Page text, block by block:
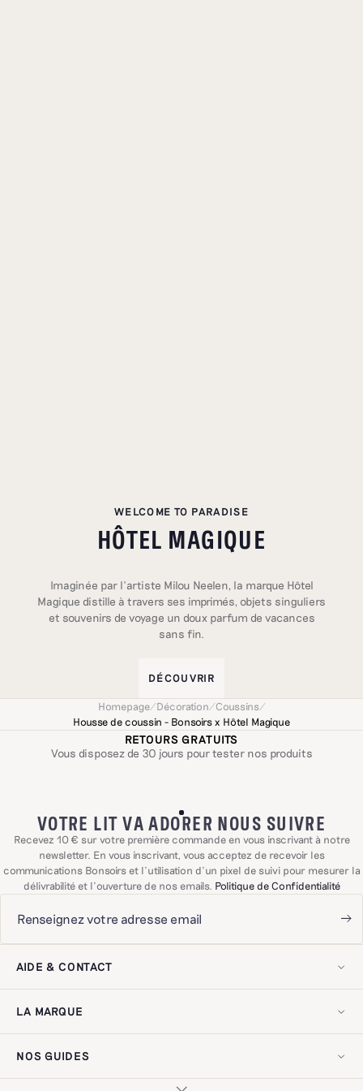
WELCOME TO PARADISE
HÔTEL MAGIQUE
Imaginée par l’artiste Milou Neelen, la marque Hôtel
Magique distille à travers ses imprimés, objets singuliers
et souvenirs de voyage un doux parfum de vacances
sans fin.
DÉCOUVRIR
Homepage/Décoration/Coussins/
Housse de coussin - Bonsoirs x Hôtel Magique
RETOURS GRATUITS
Vous disposez de 30 jours pour tester nos produits
VOTRE LIT VA ADORER NOUS SUIVRE
Recevez 10 € sur votre première commande en vous inscrivant à notre
newsletter. En vous inscrivant, vous acceptez de recevoir les
communications Bonsoirs et l'utilisation d'un pixel de suivi pour mesurer la
délivrabilité et l'ouverture de nos emails. Politique de Confidentialité
AIDE & CONTACT
Contactez-nous !
Livraison & retours
Questions fréquentes
Avis clients
Politique de confidentialité
LA MARQUE
Notre savoir-faire
Nos engagements
On recycle !
NOS GUIDES